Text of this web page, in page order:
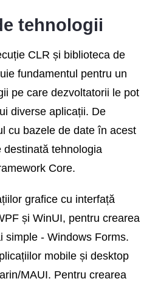
tehnologii
CLR și biblioteca de
fundamentul pentru un
pe care dezvoltatorii le pot
diverse aplicații. De
cu bazele de date în acest
tehnologia
Core.
grafice cu interfață
și WinUI, pentru crearea
simple - Windows Forms.
mobile și desktop
MAUI. Pentru crearea